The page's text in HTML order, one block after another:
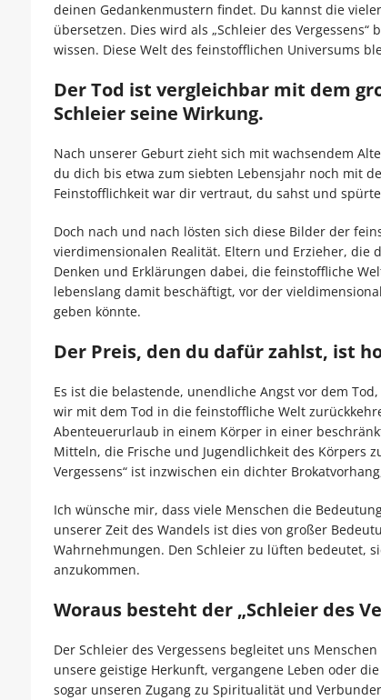
deinen Gedankenmustern findet. Du kannst die
übersetzen. Dies wird als „Schleier des
wissen. Diese Welt des feinstofflichen Universums
Der Tod ist vergleichbar mit dem
Schleier seine Wirkung.
Nach unserer Geburt zieht sich mit wachsendem
du dich bis etwa zum siebten Lebensjahr noch mit
Feinstofflichkeit war dir vertraut, du sahst und
Doch nach und nach lösten sich diese Bilder der
vierdimensionalen Realität. Eltern und Erzieher, die
Denken und Erklärungen dabei, die feinstoffliche
lebenslang damit beschäftigt, vor der
geben könnte.
Der Preis, den du dafür zahlst, ist
Es ist die belastende, unendliche Angst vor dem
wir mit dem Tod in die feinstoffliche Welt
Abenteuerurlaub in einem Körper in einer
Mitteln, die Frische und Jugendlichkeit des Körpers
Vergessens“ ist inzwischen ein dichter
Ich wünsche mir, dass viele Menschen die
unserer Zeit des Wandels ist dies von großer
Wahrnehmungen. Den Schleier zu lüften bedeutet,
anzukommen.
Woraus besteht der „Schleier des
Der Schleier des Vergessens begleitet uns
unsere geistige Herkunft, vergangene Leben oder
sogar unseren Zugang zu Spiritualität und